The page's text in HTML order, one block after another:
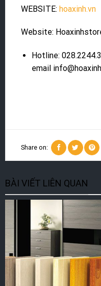
WEBSITE: hoaxinh.vn
Website:
Hotline:
email
Share on:
BÀI VIẾT LIÊN QUAN